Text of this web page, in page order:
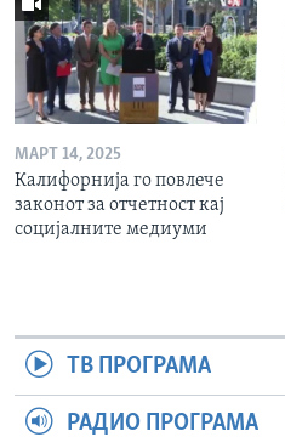
МАРТ 14, 2025
Калифорнија го повлече
законот за отчетност кај
социјалните медиуми
ТВ ПРОГРАМА
РАДИО ПРОГРАМА